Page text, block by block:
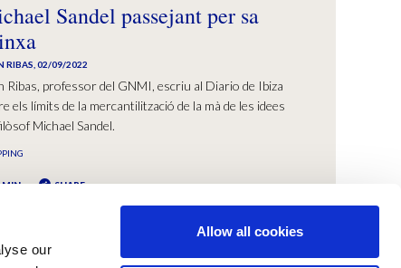
our
Allow all cookies
Sandel passejant per sa
RIBAS,02/09/2022
Ribas, professor del GNMI, escriu al Diario de Ibiza
els límits de la mercantilització de la mà de les idees
Michael Sandel.
MIN SHARE